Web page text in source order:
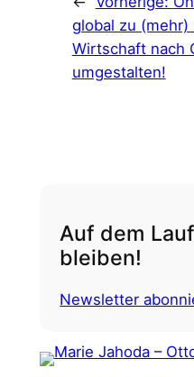
global zu (mehr)
Wirtschaft nach
umgestalten!
Auf dem
bleiben!
Newsletter